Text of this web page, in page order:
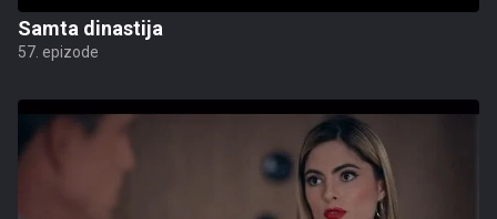
Samta dinastija
57. epizode